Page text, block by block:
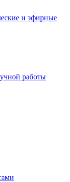
и эфирные
работы